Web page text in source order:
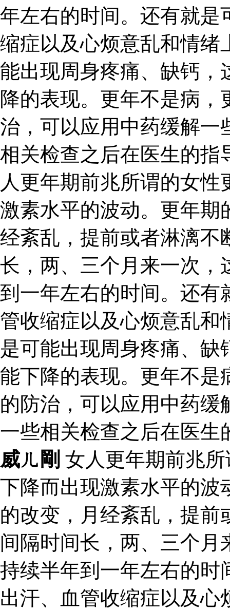
年左右的时间。还有就是
缩症以及心烦意乱和情绪
能出现周身疼痛、缺钙，
降的表现。更年不是病
治，可以应用中药缓解一
相关检查之后在医生的指
人更年期前兆所谓的女
激素水平的波动。更年期
经紊乱，提前或者淋漓不
长，两、三个月来一次，
到一年左右的时间。还有
管收缩症以及心烦意乱和
是可能出现周身疼痛、
能下降的表现。更年不是
的防治，可以应用中药
一些相关检查之后在医生
威ㄦ剛 女人更年期前兆
下降而出现激素水平的波
的改变，月经紊乱，提
间隔时间长，两、三个
持续半年到一年左右的时
出汗、血管收缩症以及